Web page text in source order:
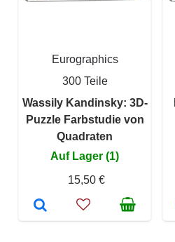
Eurographics
300 Teile
Wassily Kandinsky: 3D-
Puzzle Farbstudie von
Quadraten
Auf Lager (1)
15,50 €